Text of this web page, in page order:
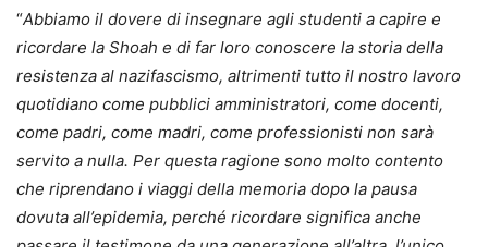
“Abbiamo il dovere di insegnare agli studenti a capire e
ricordare la Shoah e di far loro conoscere la storia della
resistenza al nazifascismo, altrimenti tutto il nostro lavoro
quotidiano come pubblici amministratori, come docenti,
come padri, come madri, come professionisti non sarà
servito a nulla. Per questa ragione sono molto contento
che riprendano i viaggi della memoria dopo la pausa
dovuta all’epidemia, perché ricordare significa anche